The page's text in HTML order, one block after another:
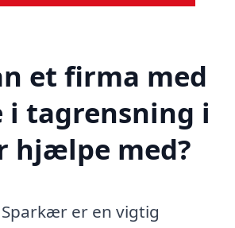
et firma med
i tagrensning i
hjælpe med?
er en vigtig